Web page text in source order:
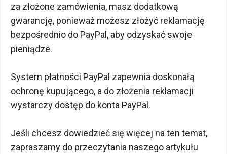
za złożone zamówienia, masz dodatkową
gwarancję, ponieważ możesz złożyć reklamację
bezpośrednio do PayPal, aby odzyskać swoje
pieniądze.
System płatności PayPal zapewnia doskonałą
ochronę kupującego, a do złożenia reklamacji
wystarczy dostęp do konta PayPal.
Jeśli chcesz dowiedzieć się więcej na ten temat,
zapraszamy do przeczytania naszego artykułu